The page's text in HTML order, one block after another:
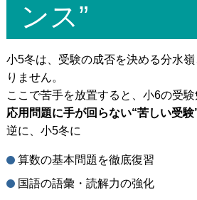
ンス”
小5冬は、受験の成否を決める分水
りません。
ここで苦手を放置すると、小6の受験
応用問題に手が回らない“苦しい受験
逆に、小5冬に
算数の基本問題を徹底復習
国語の語彙・読解力の強化